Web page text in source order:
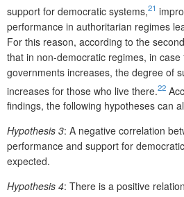
support for democratic systems,21
performance in authoritarian regimes
For this reason, according to the
that in non-democratic regimes, in
governments increases, the degree of
increases for those who live there.22
findings, the following hypotheses can
Hypothesis 3: A negative correlation
performance and support for
expected.
Hypothesis 4: There is a positive